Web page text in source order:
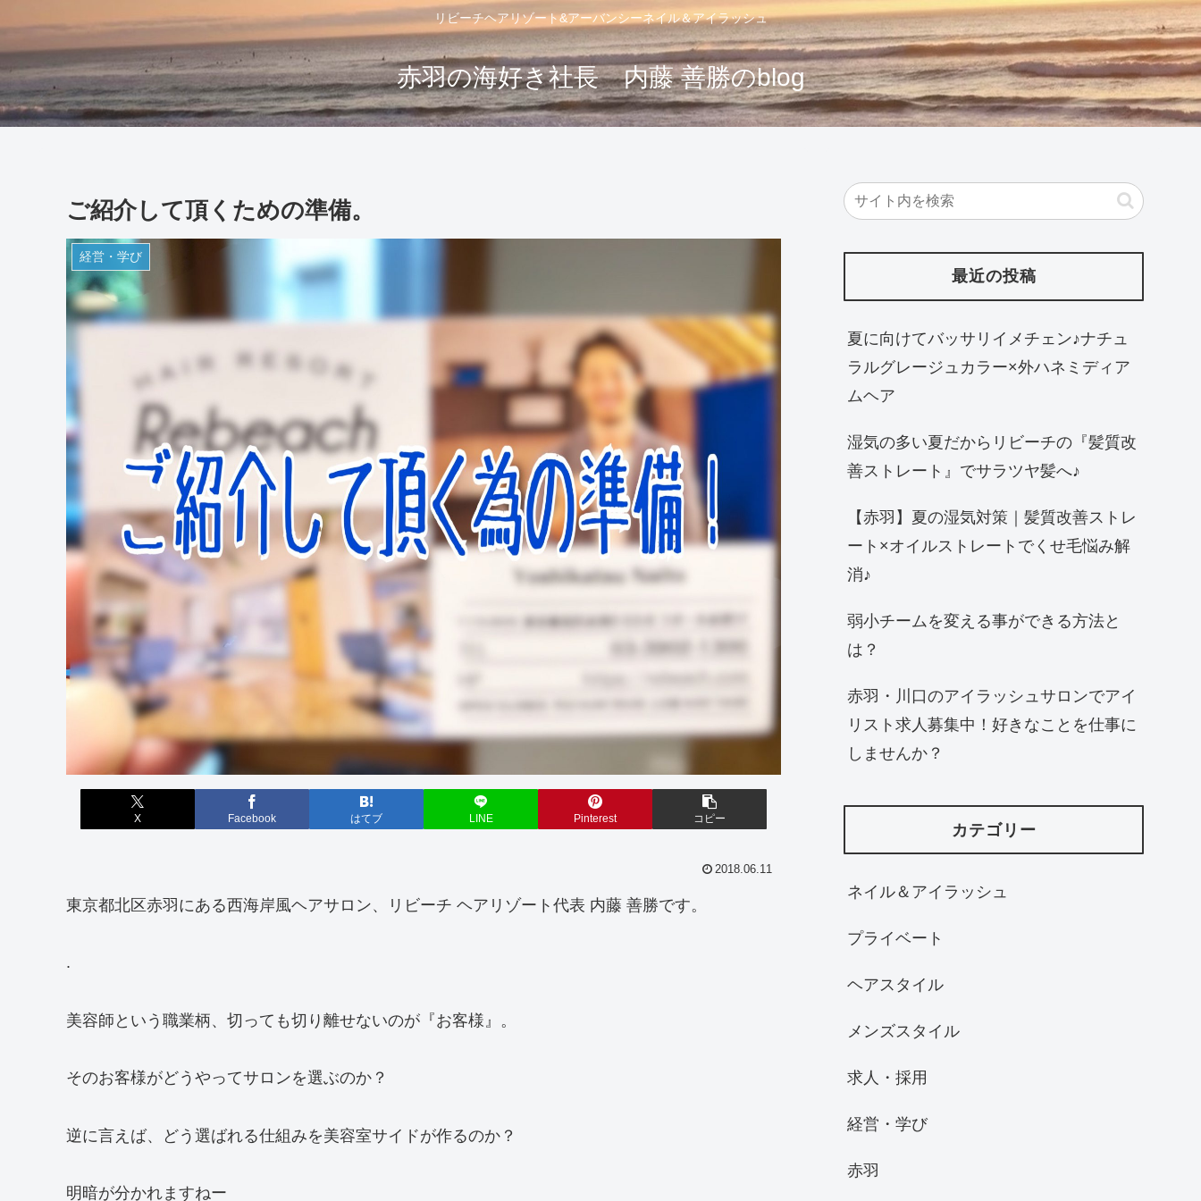
リビーチヘアリゾート&アーバンシーネイル＆アイラッシュ
赤羽の海好き社長 内藤 善勝のblog
ご紹介して頂くための準備。
経営・学び
X Facebook はてブ LINE Pinterest コピー
2018.06.11
東京都北区赤羽にある西海岸風ヘアサロン、リビーチ ヘアリゾート代表 内藤 善勝です。
.
美容師という職業柄、切っても切り離せないのが『お客様』。
そのお客様がどうやってサロンを選ぶのか？
逆に言えば、どう選ばれる仕組みを美容室サイドが作るのか？
明暗が分かれますねー
最近の投稿
夏に向けてバッサリイメチェン♪ナチュ
ラルグレージュカラー×外ハネミディア
ムヘア
湿気の多い夏だからリビーチの『髪質改
善ストレート』でサラツヤ髪へ♪
【赤羽】夏の湿気対策｜髪質改善ストレ
ート×オイルストレートでくせ毛悩み解
消♪
弱小チームを変える事ができる方法と
は？
赤羽・川口のアイラッシュサロンでアイ
リスト求人募集中！好きなことを仕事に
しませんか？
カテゴリー
ネイル＆アイラッシュ
プライベート
ヘアスタイル
メンズスタイル
求人・採用
経営・学び
赤羽